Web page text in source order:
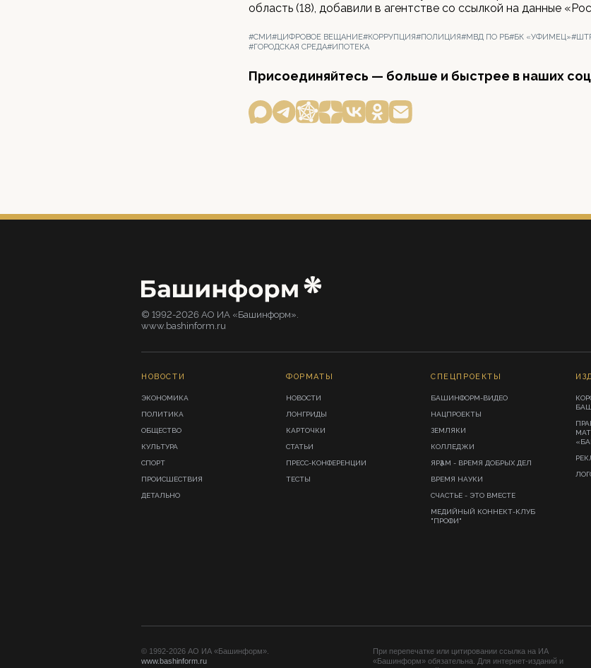
область (18), добавили в агентстве со ссылкой на данные
#СМИ#ЦИФРОВОЕ ВЕЩАНИЕ#КОРРУПЦИЯ#ПОЛИЦИЯ#МВД ПО РБ#БК «УФИМЕЦ»
#ГОРОДСКАЯ СРЕДА#ИПОТЕКА
Присоединяйтесь — больше и быстрее в наших
© 1992-2026 АО ИА «Башинформ».
www.bashinform.ru
НОВОСТИ
ЭКОНОМИКА
ПОЛИТИКА
ОБЩЕСТВО
КУЛЬТУРА
СПОРТ
ПРОИСШЕСТВИЯ
ДЕТАЛЬНО
ФОРМАТЫ
НОВОСТИ
ЛОНГРИДЫ
КАРТОЧКИ
СТАТЬИ
ПРЕСС-КОНФЕРЕНЦИИ
ТЕСТЫ
СПЕЦПРОЕКТЫ
БАШИНФОРМ-ВИДЕО
НАЦПРОЕКТЫ
ЗЕМЛЯКИ
КОЛЛЕДЖИ
ЯРҘАМ - ВРЕМЯ ДОБРЫХ ДЕЛ
ВРЕМЯ НАУКИ
СЧАСТЬЕ - ЭТО ВМЕСТЕ
МЕДИЙНЫЙ КОННЕКТ-КЛУБ
"ПРОФИ"
© 1992-2026 АО ИА «Башинформ».
www.bashinform.ru
При перепечатке или цитировании ссылка на ИА
«Башинформ» обязательна. Для интернет-изданий и